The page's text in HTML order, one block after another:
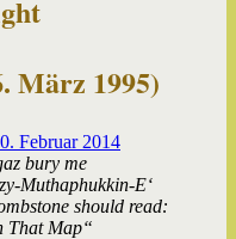
März 1995)
Februar 2014
bury me
Muthaphukkin-E‘
should read:
That Map“